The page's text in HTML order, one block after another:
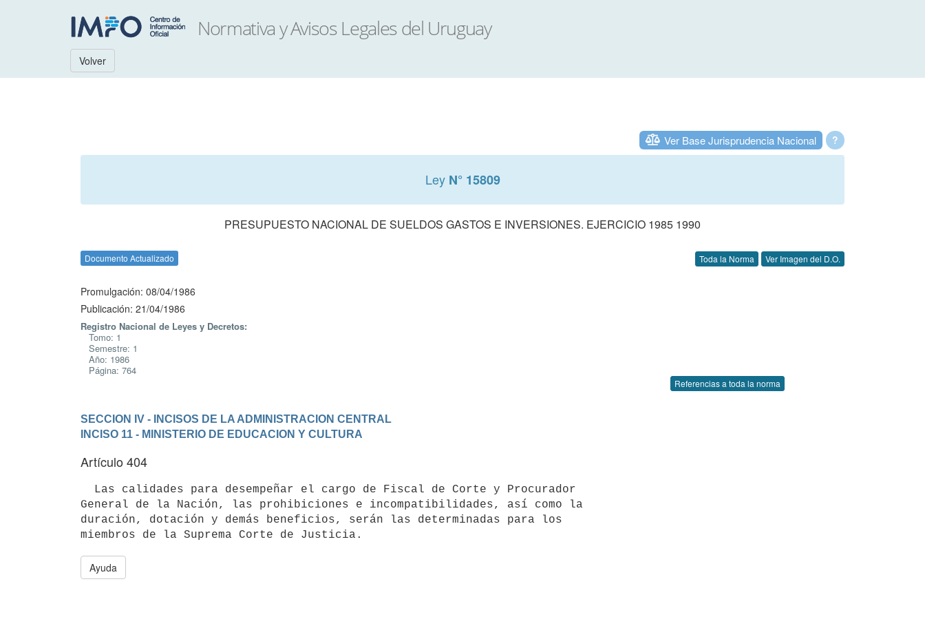
Volver
?
Ver Base Jurisprudencia Nacional
Ley N° 15809
PRESUPUESTO NACIONAL DE SUELDOS GASTOS E INVERSIONES. EJERCICIO 1985 1990
Documento Actualizado Toda la Norma Ver Imagen del D.O.
Promulgación: 08/04/1986
Publicación: 21/04/1986
Registro Nacional de Leyes y Decretos:
Tomo: 1
Semestre: 1
Año: 1986
Página: 764
Referencias a toda la norma
SECCION IV - INCISOS DE LA ADMINISTRACION CENTRAL
INCISO 11 - MINISTERIO DE EDUCACION Y CULTURA
Artículo 404
General de la Nación, las prohibiciones e incompatibilidades, así como la
duración, dotación y demás beneficios, serán las determinadas para los
Ayuda